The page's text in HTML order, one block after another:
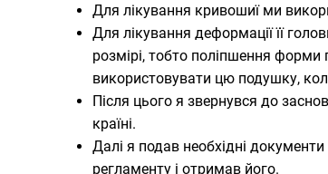
Для лікування кривошиї ми
Для лікування деформації її
розмірі, тобто поліпшення
використовувати цю подушку,
Після цього я звернувся до
країні.
Далі я подав необхідні
регламенту і отримав його.